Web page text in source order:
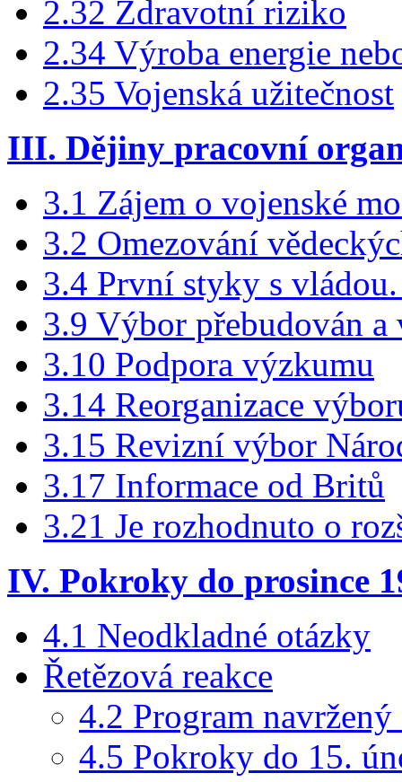
2.32 Zdravotní riziko
2.34 Výroba energie
2.35 Vojenská užitečnost
III. Dějiny pracovní
3.1 Zájem o vojenské
3.2 Omezování
3.4 První styky s
3.9 Výbor přebudován
3.10 Podpora výzkumu
3.14 Reorganizace
3.15 Revizní výbor
3.17 Informace od Britů
3.21 Je rozhodnuto o
IV. Pokroky do prosince
4.1 Neodkladné otázky
Řetězová reakce
4.2 Program
4.5 Pokroky do 15.